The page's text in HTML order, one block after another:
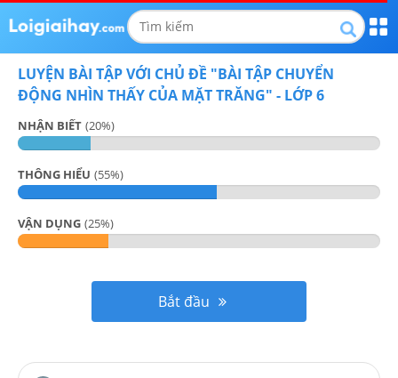
LUYỆN BÀI TẬP VỚI CHỦ ĐỀ "BÀI TẬP CHUYỂN
ĐỘNG NHÌN THẤY CỦA MẶT TRĂNG" - LỚP 6
NHẬN BIẾT (20%)
THÔNG HIỂU (55%)
VẬN DỤNG (25%)
Bắt đầu